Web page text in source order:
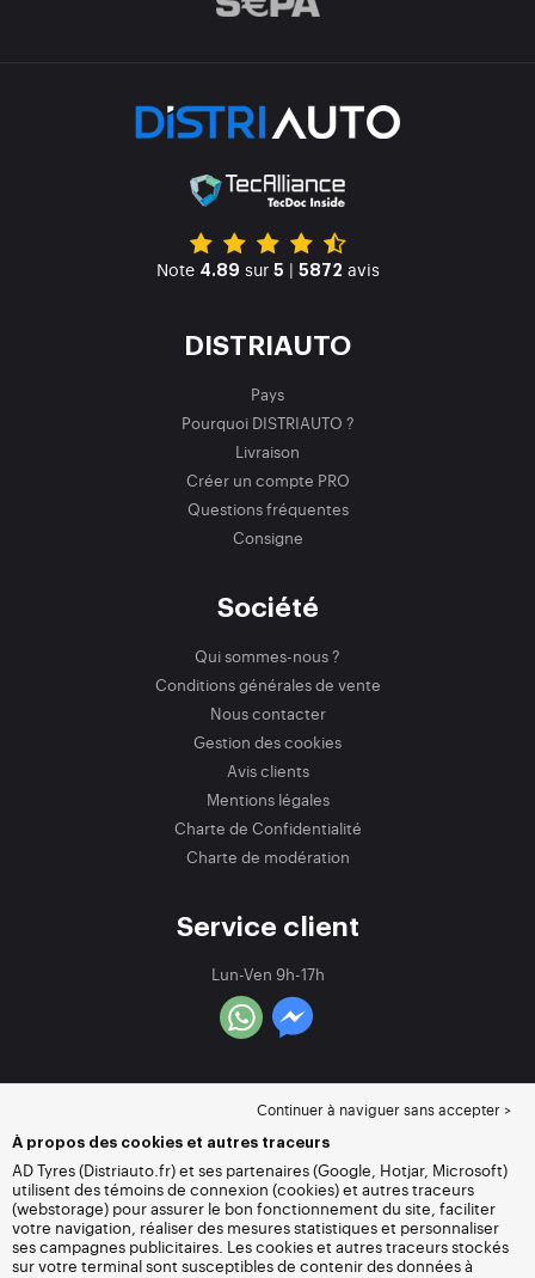
Note 4.89 sur 5 | 5872 avis
DISTRIAUTO
Pays
Pourquoi DISTRIAUTO ?
Livraison
Créer un compte PRO
Questions fréquentes
Consigne
Société
Qui sommes-nous ?
Conditions générales de vente
Nous contacter
Gestion des cookies
Avis clients
Mentions légales
Charte de Confidentialité
Charte de modération
Service client
Lun-Ven 9h-17h
Continuer à naviguer sans accepter >
À propos des cookies et autres traceurs
AD Tyres (Distriauto.fr) et ses partenaires (Google, Hotjar, Microsoft)
utilisent des témoins de connexion (cookies) et autres traceurs
(webstorage) pour assurer le bon fonctionnement du site, faciliter
votre navigation, réaliser des mesures statistiques et personnaliser
ses campagnes publicitaires. Les cookies et autres traceurs stockés
sur votre terminal sont susceptibles de contenir des données à